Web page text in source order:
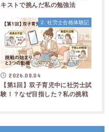
キストで挑んだ私の勉強法
2. 社労士合格体験記
2026.08.04
【第1回】双子育児中に社労士試
験！？なぜ目指した？私の挑戦